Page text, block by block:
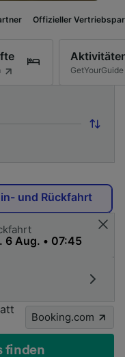
Vertriebspartner
GetYourGuide
und Rückfahrt
Booking.com
finden